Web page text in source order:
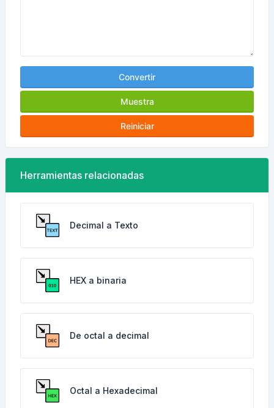
Convertir
Muestra
Reiniciar
Herramientas relacionadas
Decimal a Texto
HEX a binaria
De octal a decimal
Octal a Hexadecimal